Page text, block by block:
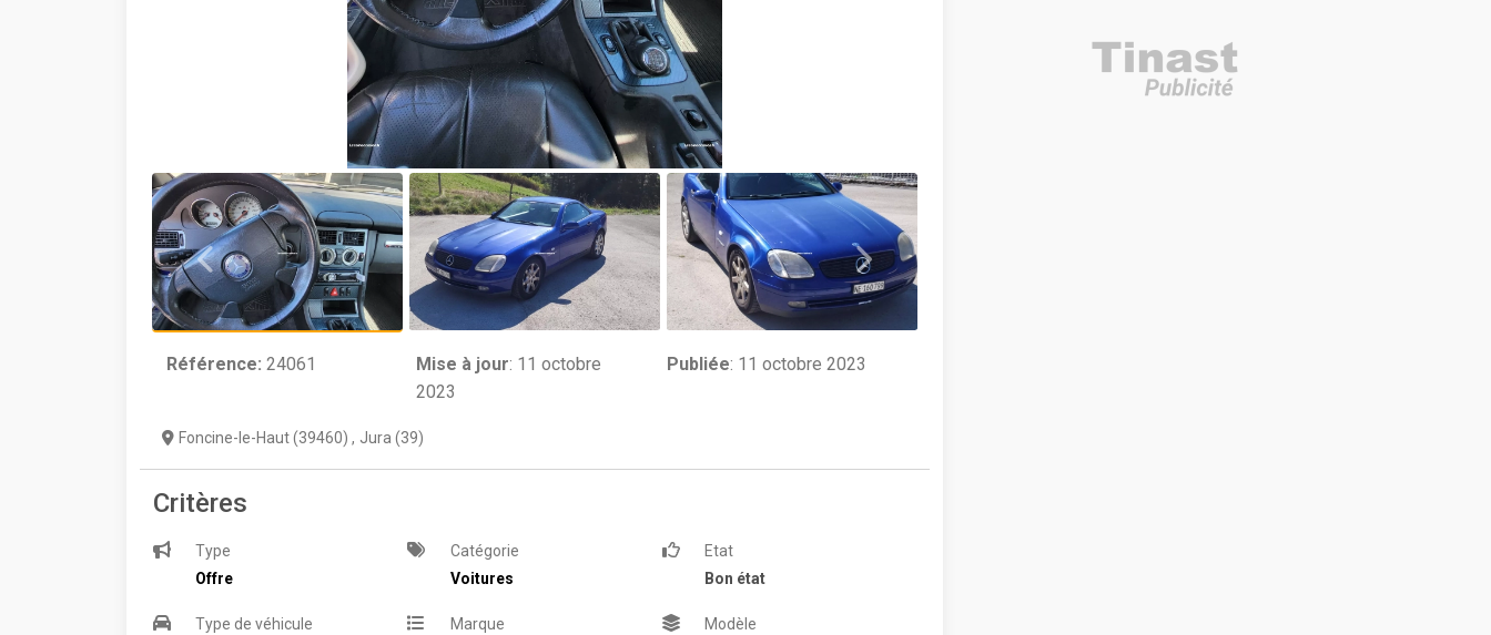
Référence: 24061 Mise à jour: 11 octobre
2023
Publiée: 11 octobre 2023
Foncine-le-Haut (39460) , Jura (39)
Critères
Type
Offre
Catégorie
Voitures
Etat
Bon état
Type de véhicule
Marque
Modèle